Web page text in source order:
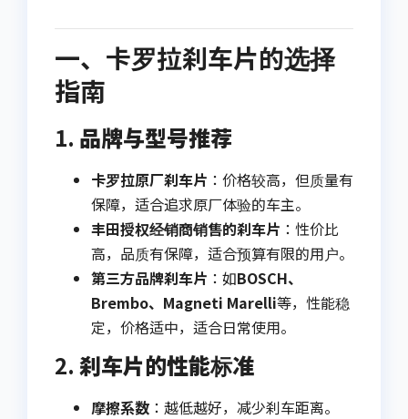
一、卡罗拉刹车片的选择
指南
1. 品牌与型号推荐
卡罗拉原厂刹车片 ：价格较高，但质量有
保障，适合追求原厂体验的车主。
丰田授权经销商销售的刹车片 ：性价比
高，品质有保障，适合预算有限的用户。
第三方品牌刹车片 ：如BOSCH、
Brembo、Magneti Marelli等，性能稳
定，价格适中，适合日常使用。
2. 刹车片的性能标准
摩擦系数 ：越低越好，减少刹车距离。